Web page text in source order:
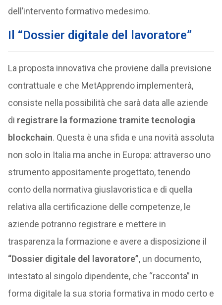
dell’intervento formativo medesimo.
Il “Dossier digitale del lavoratore”
La proposta innovativa che proviene dalla previsione
contrattuale e che MetApprendo implementerà,
consiste nella possibilità che sarà data alle aziende
di registrare la formazione tramite tecnologia
blockchain. Questa è una sfida e una novità assoluta
non solo in Italia ma anche in Europa: attraverso uno
strumento appositamente progettato, tenendo
conto della normativa giuslavoristica e di quella
relativa alla certificazione delle competenze, le
aziende potranno registrare e mettere in
trasparenza la formazione e avere a disposizione il
“Dossier digitale del lavoratore”, un documento,
intestato al singolo dipendente, che “racconta” in
forma digitale la sua storia formativa in modo certo e